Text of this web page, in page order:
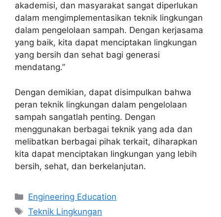
akademisi, dan masyarakat sangat diperlukan
dalam mengimplementasikan teknik lingkungan
dalam pengelolaan sampah. Dengan kerjasama
yang baik, kita dapat menciptakan lingkungan
yang bersih dan sehat bagi generasi
mendatang.”
Dengan demikian, dapat disimpulkan bahwa
peran teknik lingkungan dalam pengelolaan
sampah sangatlah penting. Dengan
menggunakan berbagai teknik yang ada dan
melibatkan berbagai pihak terkait, diharapkan
kita dapat menciptakan lingkungan yang lebih
bersih, sehat, dan berkelanjutan.
Kategori
Engineering Education
Tag
Teknik Lingkungan